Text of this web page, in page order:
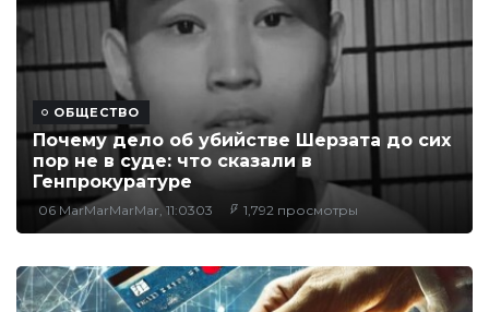
ОБЩЕСТВО
Почему дело об убийстве Шерзата до сих
пор не в суде: что сказали в
Генпрокуратуре
06 MarMarMarMar, 11:0303 1,792 просмотры